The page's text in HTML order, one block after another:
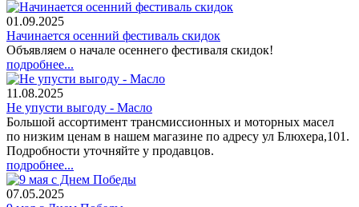
01.09.2025
Начинается осенний фестиваль скидок
Объявляем о начале осеннего фестиваля скидок!
подробнее...
11.08.2025
Не упусти выгоду - Масло
Большой ассортимент трансмиссионных и моторных масел
по низким ценам в нашем магазине по адресу ул Блюхера,101.
Подробности уточняйте у продавцов.
подробнее...
07.05.2025